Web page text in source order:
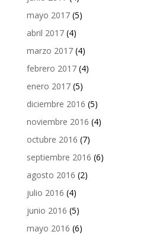
mayo 2017(5)
abril 2017(4)
marzo 2017(4)
febrero 2017(4)
enero 2017(5)
diciembre 2016 (5)
noviembre 2016 (4)
octubre 2016 (7)
septiembre 2016 (6)
agosto 2016 (2)
julio 2016 (4)
junio 2016 (5)
mayo 2016 (6)